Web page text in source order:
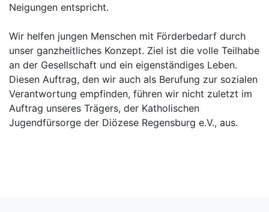
Neigungen entspricht.
Wir helfen jungen Menschen mit Förderbedarf durch
unser ganzheitliches Konzept. Ziel ist die volle Teilhabe
an der Gesellschaft und ein eigenständiges Leben.
Diesen Auftrag, den wir auch als Berufung zur sozialen
Verantwortung empfinden, führen wir nicht zuletzt im
Auftrag unseres Trägers, der Katholischen
Jugendfürsorge der Diözese Regensburg e.V., aus.